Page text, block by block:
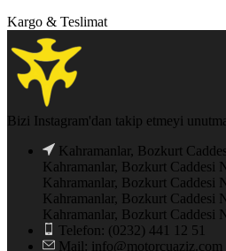
Kargo & Teslimat
Bizi Instagram'dan takip etmeyi
Kahramanlar, Bozkurt
Kahramanlar, Bozkurt Caddesi
Kahramanlar, Bozkurt Caddesi
Kahramanlar, Bozkurt Caddesi
Kahramanlar, Bozkurt Caddesi
Telefon: (0232) 441 12 51
Mail: info@motorcuaziz.com